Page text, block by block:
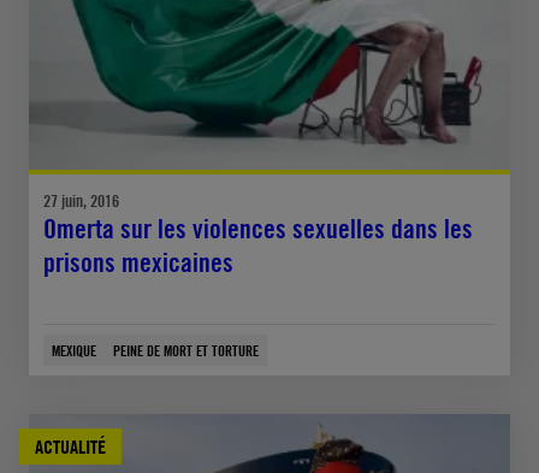
27 juin, 2016
Omerta sur les violences sexuelles dans les
prisons mexicaines
MEXIQUE PEINE DE MORT ET TORTURE
ACTUALITÉ